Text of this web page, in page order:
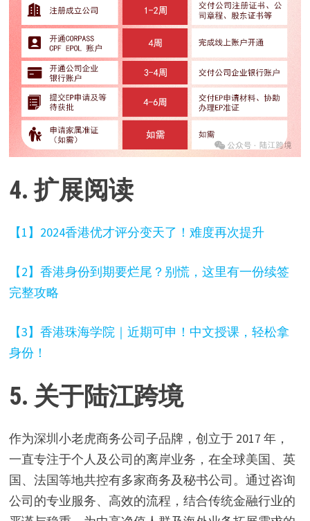
4. 扩展阅读
【1】2024香港优才评分变天了！难度再次提升
【2】香港身份到期要烂尾？别慌，这里有一份续签
完整攻略
【3】香港珠海学院｜近期可申！中文授课，轻松拿
身份！
5. 关于陆江跨境
作为深圳小老虎商务公司子品牌，创立于 2017 年，
一直专注于个人及公司的离岸业务，在全球美国、英
国、法国等地共控有多家商务及秘书公司。通过咨询
公司的专业服务、高效的流程，结合传统金融行业的